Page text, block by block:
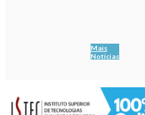
Mais
Notícias